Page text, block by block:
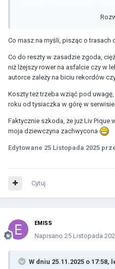
Co masz na myśli, pisząc o trasach
Co do reszty w zasadzie zgoda,
niż lżejszy rower na asfalcie czy w
autorce zależy na biciu rekordów
Koszty też trzeba wziąć pod
roku od tysiaczka w górę w
Faktycznie szkoda, że już Liv Pique
moja dziewczyna zachwycona
Edytowane 25 Listopada 2025
Cytuj
EMISS
Napisano 25 Listopada
W dniu 25.11.2025 o 17:58,